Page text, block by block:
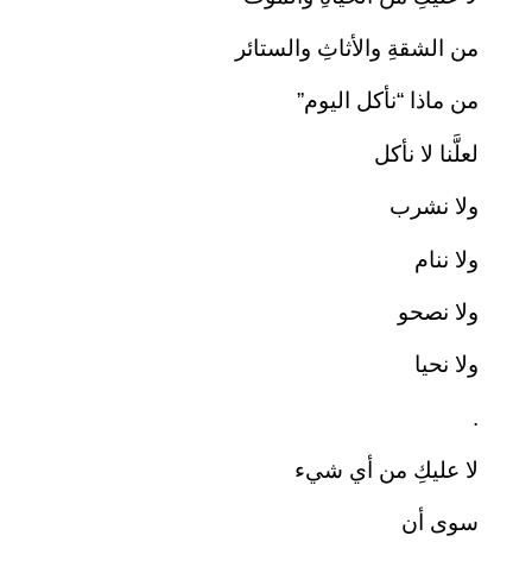
من الشقةِ والأثاثِ والستائر
من ماذا “نأكل اليوم”
لعلَّنا لا نأكل
ولا نشرب
ولا ننام
ولا نصحو
ولا نحيا
.
لا عليكِ من أي شيء
سوى أن